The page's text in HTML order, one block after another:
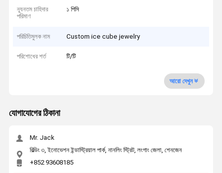
ন্যূনতম চাহিদার
পরিমাণ
১ পিসি
পরিচিতিমুলক নাম Custom ice cube jewelry
পরিশোধের শর্ত টি/টি
আরো দেখুন
যোগাযোগের ঠিকানা
Mr. Jack
বিল্ডিং ৩, ইনোভেশন ইন্ডাস্ট্রিয়াল পার্ক, নানলিং স্ট্রিট, লংগাং জেলা, শেনজেন
+852 93608185